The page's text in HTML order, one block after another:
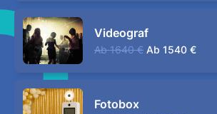
Videograf
Ab 1640 € Ab 1540 €
Fotobox